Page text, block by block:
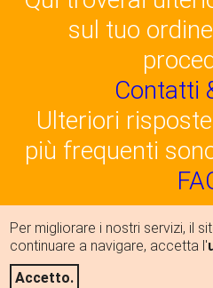
sul tuo
Contatti
Ulteriori
più frequenti
Per migliorare i nostri servizi, il
continuare a navigare, accetta l'
Accetto.